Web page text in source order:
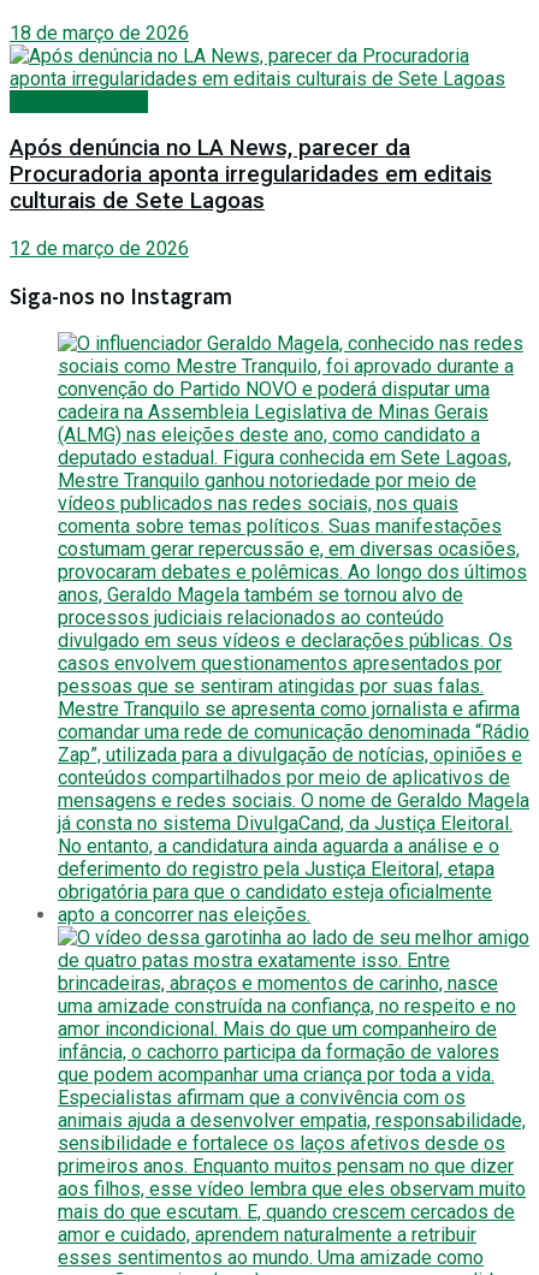
18 de março de 2026
Após denúncia no LA News, parecer da
Procuradoria aponta irregularidades em editais
culturais de Sete Lagoas
12 de março de 2026
Siga-nos no Instagram